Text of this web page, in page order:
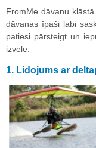
FromMe dāvanu
dāvanas īpaši labi
patiesi pārsteigt un
izvēle.
1. Lidojums ar